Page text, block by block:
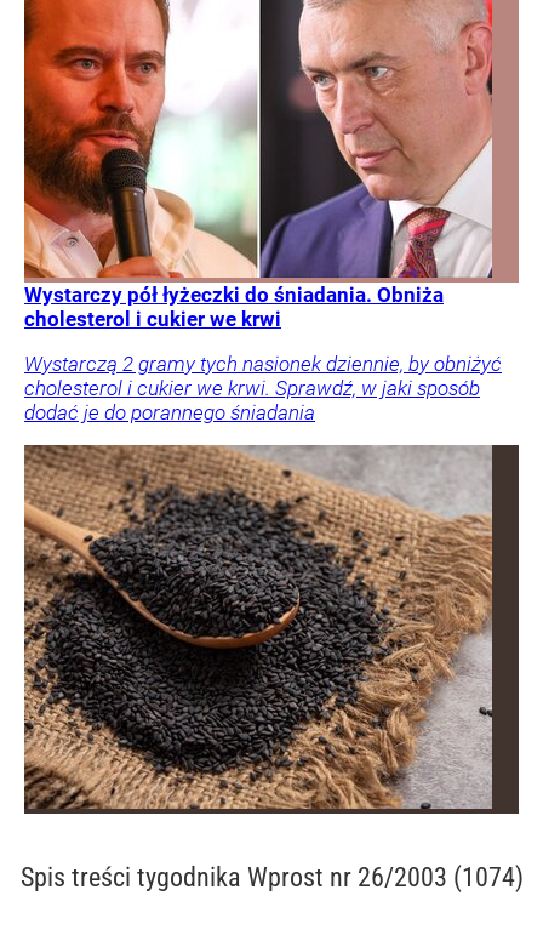
Wystarczy pół łyżeczki do śniadania. Obniża
cholesterol i cukier we krwi
Wystarczą 2 gramy tych nasionek dziennie, by obniżyć
cholesterol i cukier we krwi. Sprawdź, w jaki sposób
dodać je do porannego śniadania
Spis treści tygodnika Wprost nr 26/2003 (1074)